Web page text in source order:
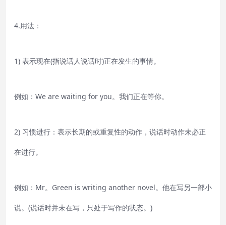
4.用法：
1) 表示现在(指说话人说话时)正在发生的事情。
例如：We are waiting for you。我们正在等你。
2) 习惯进行：表示长期的或重复性的动作，说话时动作未必正
在进行。
例如：Mr。Green is writing another novel。他在写另一部小
说。(说话时并未在写，只处于写作的状态。)